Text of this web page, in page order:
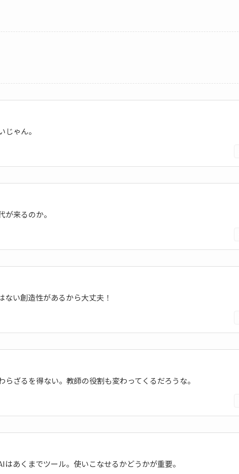
ゃん。
来るのか。
い創造性があるから大丈夫！
ざるを得ない。教師の役割も変わってくるだろうな。
あくまでツール。使いこなせるかどうかが重要。